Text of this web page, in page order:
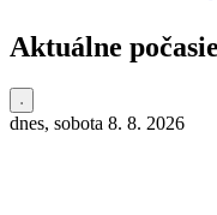
Aktuálne počasie
dnes, sobota 8. 8. 2026